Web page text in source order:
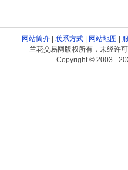
网站简介| 联系方式| 网站地图 |
兰花交易网版权所有，未经许
Copyright © 2003 -